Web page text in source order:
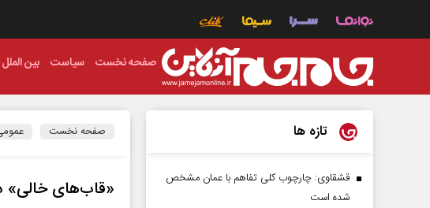
صفحه نخست سیاست بین الملل
صفحه نخست
«قاب‌های خالی»
تازه ها
قشقاوی: چارچوب کلی تفاهم با عمان مشخص
شده است